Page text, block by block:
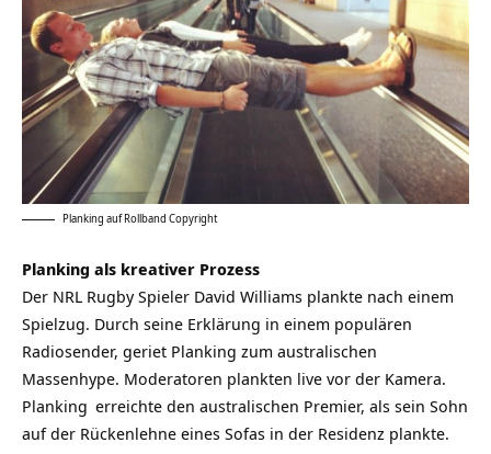
Planking auf Rollband Copyright
Planking als kreativer Prozess
Der NRL Rugby Spieler David Williams plankte nach einem
Spielzug. Durch seine Erklärung in einem populären
Radiosender, geriet Planking zum australischen
Massenhype. Moderatoren plankten live vor der Kamera.
Planking erreichte den australischen Premier, als sein Sohn
auf der Rückenlehne eines Sofas in der Residenz plankte.